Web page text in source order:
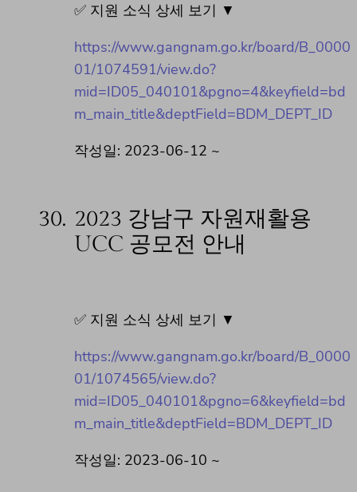
✅ 지원 소식 상세 보기 ▼
https://www.gangnam.go.kr/board/B_0000
01/1074591/view.do?
mid=ID05_040101&pgno=4&keyfield=bd
m_main_title&deptField=BDM_DEPT_ID
작성일: 2023-06-12 ~
30. 2023 강남구 자원재활용
UCC 공모전 안내
✅ 지원 소식 상세 보기 ▼
https://www.gangnam.go.kr/board/B_0000
01/1074565/view.do?
mid=ID05_040101&pgno=6&keyfield=bd
m_main_title&deptField=BDM_DEPT_ID
작성일: 2023-06-10 ~